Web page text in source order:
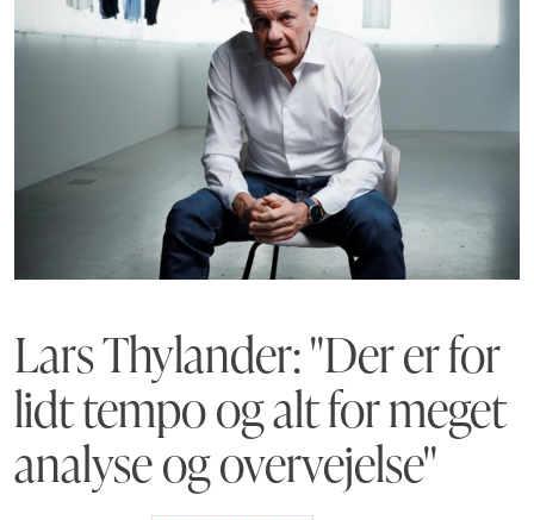
Lars Thylander: "Der er for
lidt tempo og alt for meget
analyse og overvejelse"